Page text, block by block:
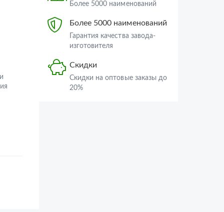
Более 5000 наименований
Более 5000 наименований
Гарантия качества завода-
изготовителя
Скидки
Скидки на оптовые заказы до
20%